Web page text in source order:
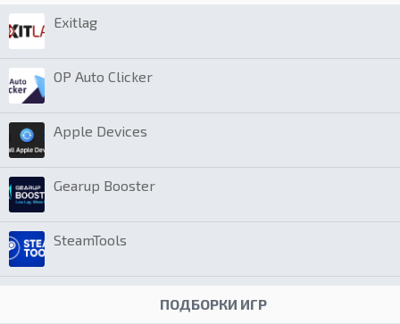
Exitlag
OP Auto Clicker
Apple Devices
Gearup Booster
SteamTools
ПОДБОРКИ ИГР